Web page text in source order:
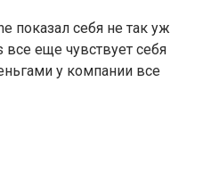
показал себя не так уж
еще чувствует себя
у компании все